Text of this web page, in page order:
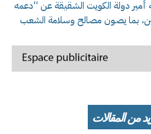
أمير دولة الكويت الشقيقة عن “دعمه
بما يصون مصالح وسلامة الشعب
من المقالات